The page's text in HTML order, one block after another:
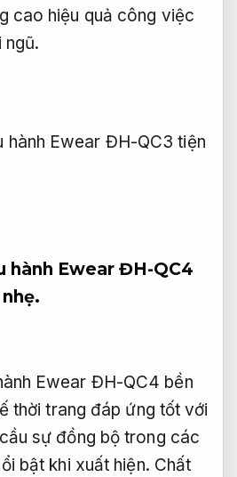
cao hiệu quả công việc
ngũ.
hành Ewear ĐH-QC4
Ewear ĐH-QC4 bền
thời trang đáp ứng tốt với
sự đồng bộ trong các
bật khi xuất hiện. Chất